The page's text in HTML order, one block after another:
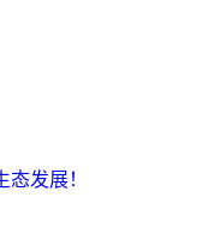
发展！